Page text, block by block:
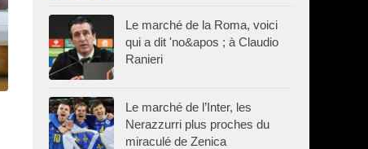
Le marché de la Roma, voici
qui a dit 'no&apos ; à Claudio
Ranieri
Le marché de l’Inter, les
Nerazzurri plus proches du
miraculé de Zenica